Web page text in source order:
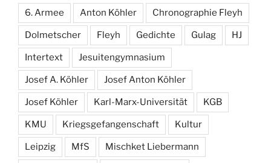
6. Armee Anton Köhler Chronographie Fleyh
Dolmetscher Fleyh Gedichte Gulag HJ
Intertext Jesuitengymnasium
Josef A. Köhler Josef Anton Köhler
Josef Köhler Karl-Marx-Universität KGB
KMU Kriegsgefangenschaft Kultur
Leipzig MfS Mischket Liebermann